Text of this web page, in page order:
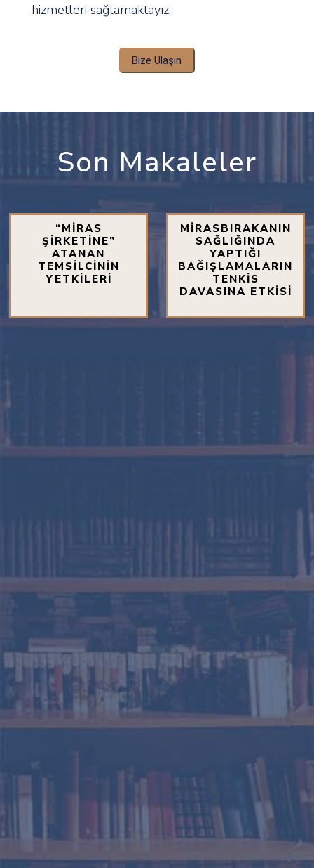
hizmetleri sağlamaktayız.
Bize Ulaşın
Son Makaleler
“MİRAS
ŞİRKETİNE”
ATANAN
TEMSİLCİNİN
YETKİLERİ
MİRASBIRAKANIN
SAĞLIĞINDA
YAPTIĞI
BAĞIŞLAMALARIN
TENKİS
DAVASINA ETKİSİ